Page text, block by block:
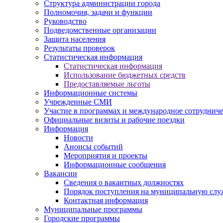
Структура администрации города
Полномочия, задачи и функции
Руководство
Подведомственные организации
Защита населения
Результаты проверок
Статистическая информация
Статистическая информация
Использование бюджетных средств
Предоставляемые льготы
Информационные системы
Учрежденные СМИ
Участие в программах и международное
Официальные визиты и рабочие поездки
Информация
Новости
Анонсы событий
Мероприятия и проекты
Информационные сообщения
Вакансии
Сведения о вакантных должностях
Порядок поступления на муниципальную
Контактная информация
Муниципальные программы
Городские программы